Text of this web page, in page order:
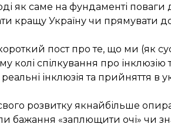
як саме на фундаменті поваги
кращу Україну чи прямувати
пост про те, що ми (як
спілкування про інклюзію
інклюзія та прийняття в
розвитку якнайбільше
бажання «заплющити очі» чи